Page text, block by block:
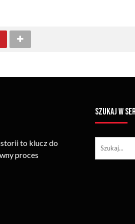
to klucz do
proces
SZUKAJ W